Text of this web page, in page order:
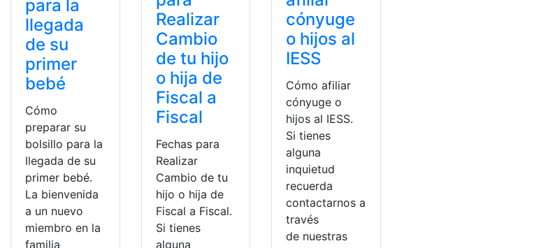
para la
llegada
de su
primer
bebé
Cómo
preparar su
bolsillo para la
llegada de su
primer bebé.
La bienvenida
a un nuevo
miembro en la
familia
Realizar
Cambio
de tu hijo
o hija de
Fiscal a
Fiscal
Fechas para
Realizar
Cambio de tu
hijo o hija de
Fiscal a Fiscal.
Si tienes
alguna
cónyuge
o hijos al
IESS
Cómo afiliar
cónyuge o
hijos al IESS.
Si tienes
alguna
inquietud
recuerda
contactarnos a
través
de nuestras